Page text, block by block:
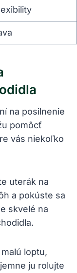
na posilnenie
pomôcť
vás niekoľko
uterák na
a pokúste sa
skvelé na
loptu,
ju rolujte